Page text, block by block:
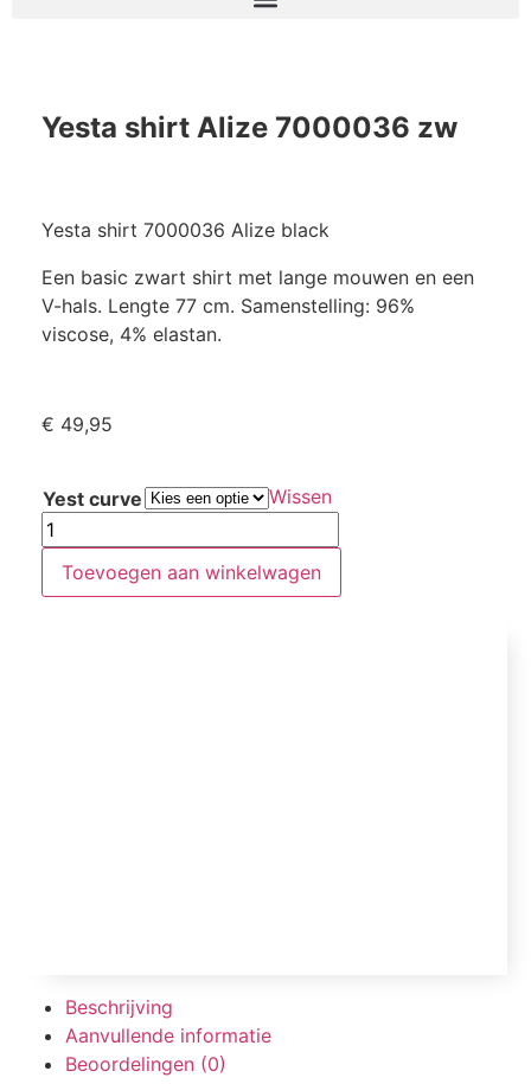
Yesta shirt Alize 7000036 zw
Yesta shirt 7000036 Alize black
Een basic zwart shirt met lange mouwen en een
V-hals. Lengte 77 cm. Samenstelling: 96%
viscose, 4% elastan.
€ 49,95
Yest curve Wissen
Toevoegen aan winkelwagen
Beschrijving
Aanvullende informatie
Beoordelingen (0)